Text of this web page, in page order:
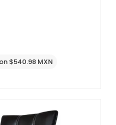
$540.98 MXN